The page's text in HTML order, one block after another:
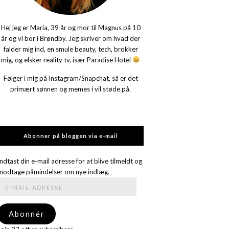
Hej jeg er Maria, 39 år og mor til Magnus på 10
år og vi bor i Brøndby. Jeg skriver om hvad der
falder mig ind, en smule beauty, tech, brokker
mig, og elsker reality tv, især Paradise Hotel
Følger i mig på Instagram/Snapchat, så er det
primært sønnen og memes i vil støde på.
Abonner på bloggen via e-mail
din e-mail adresse for at blive tilmeldt og
påmindelser om nye indlæg.
Abonnér